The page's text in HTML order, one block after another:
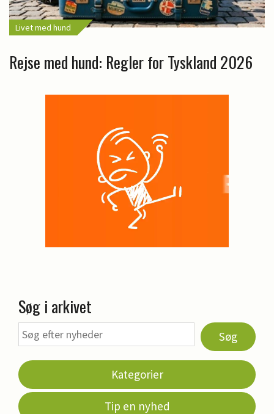
Livet med hund
Rejse med hund: Regler for Tyskland 2026
Søg i arkivet
Søg
Kategorier
Tip en nyhed